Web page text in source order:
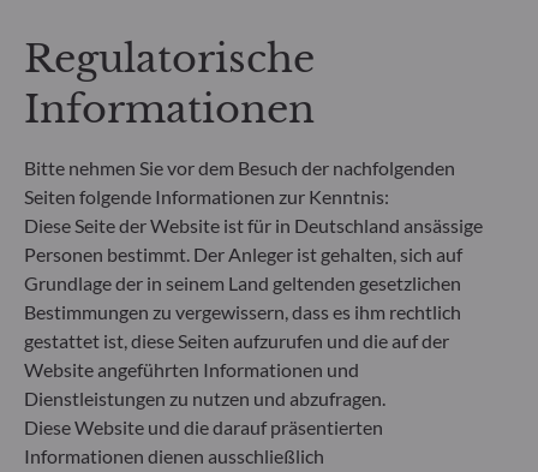
wurde für einen Anlagebetrag von 1.000 Euro ein
einmaliger Ausgabeaufschlag bzw.
Rücknahmegebühr gemäß dem in der Rubrik
„Merkmale“ aufgeführten Prozentsatz des
Verwahrung von Fondsanteilen in Ihrem Depot
können die Wertentwicklung zusätzlich mindern.
**Die EU-Verordnung zur Offenlegung von
Nachhaltigkeitsinformationen (Sustainable
Finance Disclosure Regulation, SFDR) ist ein
Regelwerk der EU, das darauf abzielt, das
Nachhaltigkeitsprofil von Fonds transparent,
besser vergleichbar und für Endinvestoren besser
verständlich zu machen.
Artikel 6: Das Fondsmanagementteam
berücksichtigt bei der Anlageentscheidung keine
Regulatorische
Informationen
Bitte nehmen Sie vor dem Besuch der nachfolgenden
Seiten folgende Informationen zur Kenntnis:
Diese Seite der Website ist für in Deutschland ansässige
Personen bestimmt. Der Anleger ist gehalten, sich auf
Grundlage der in seinem Land geltenden gesetzlichen
Bestimmungen zu vergewissern, dass es ihm rechtlich
gestattet ist, diese Seiten aufzurufen und die auf der
Website angeführten Informationen und
Dienstleistungen zu nutzen und abzufragen.
Diese Website und die darauf präsentierten
Informationen dienen ausschließlich